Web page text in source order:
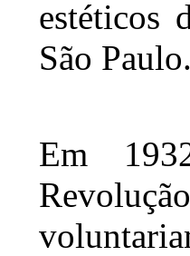
estéticos
São Paulo.
Em